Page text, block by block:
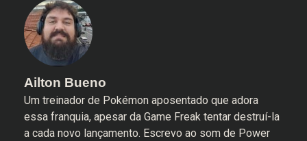
Ailton Bueno
Um treinador de Pokémon aposentado que adora
essa franquia, apesar da Game Freak tentar destruí-la
a cada novo lançamento. Escrevo ao som de Power